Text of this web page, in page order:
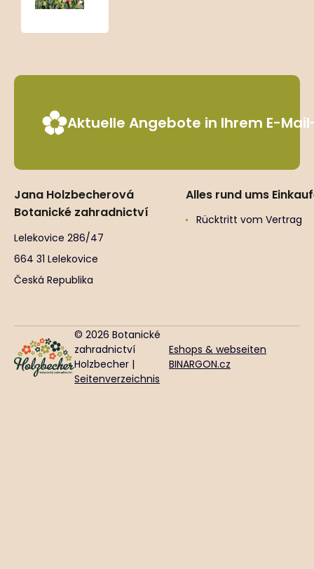
Aktuelle Angebote in Ihrem E-
Jana Holzbecherová
Botanické zahradnictví
Lelekovice 286/47
664 31 Lelekovice
Česká Republika
Alles rund ums
Rücktritt vom Vertrag
© 2026 Botanické
zahradnictví
Holzbecher |
Seitenverzeichnis
Eshops & webseiten
BINARGON.cz